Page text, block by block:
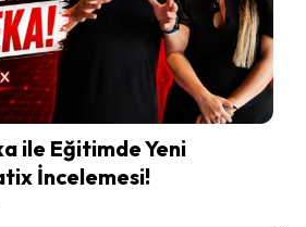
ile Eğitimde Yeni
İncelemesi!